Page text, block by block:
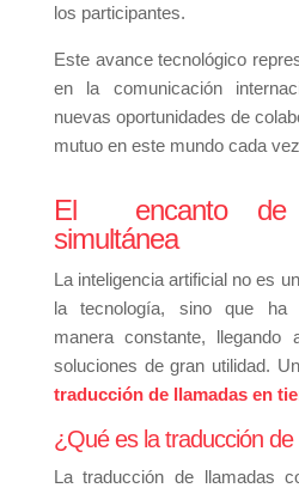
los participantes.
Este avance tecnológico
en la comunicación
nuevas oportunidades de
mutuo en este mundo cada
El encanto de
simultánea
La inteligencia artificial no es
la tecnología, sino que ha
manera constante,
soluciones de gran utilidad.
traducción de llamadas en
¿Qué es la traducción
La traducción de llamadas